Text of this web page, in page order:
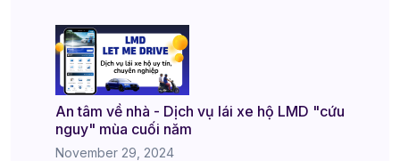
An tâm về nhà - Dịch vụ lái xe hộ LMD "cứu
nguy" mùa cuối năm
November 29, 2024